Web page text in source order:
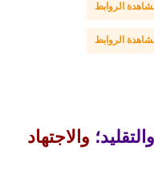
الروابط
الروابط
والتقليد؛ والاجتهاد